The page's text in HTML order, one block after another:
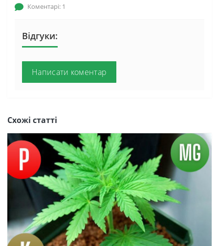
Коментарі: 1
Відгуки:
Написати коментар
Схожі статті